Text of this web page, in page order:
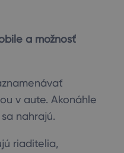
a možnosť
v aute. Akonáhle
nahrajú.
riaditelia,